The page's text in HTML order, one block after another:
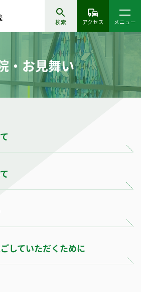
検索 アクセス メニュー
・お見舞い
していただくために